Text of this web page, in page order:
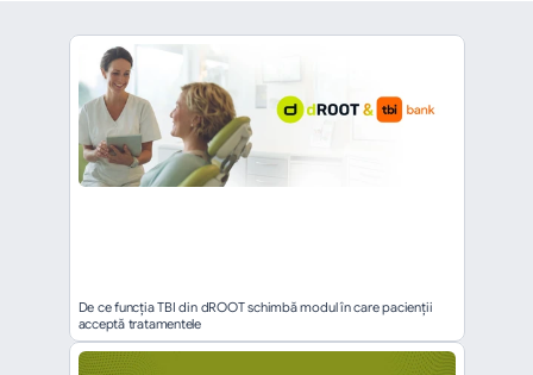
De ce funcția TBI din dROOT schimbă modul în care pacienții
acceptă tratamentele